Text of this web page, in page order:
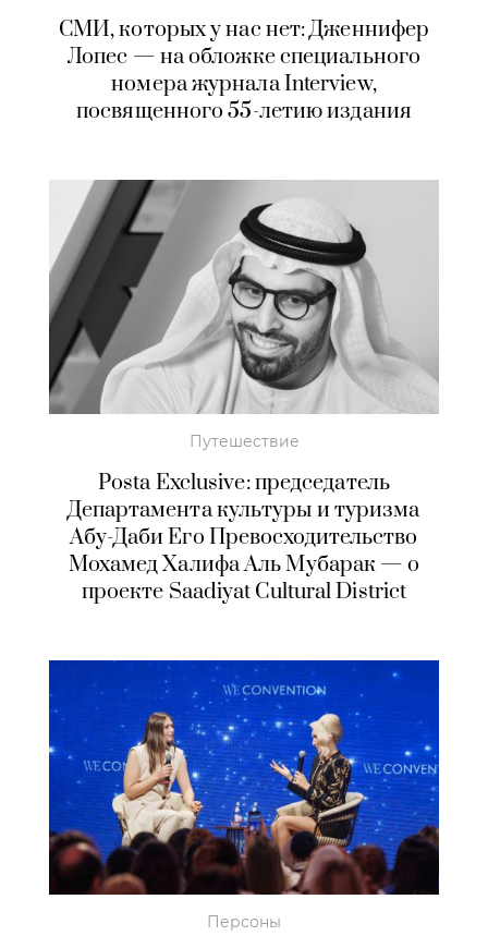
СМИ, которых у нас нет: Дженнифер
Лопес — на обложке специального
номера журнала Interview,
посвященного 55-летию издания
Путешествие
Posta Exclusive: председатель
Департамента культуры и туризма
Абу-Даби Его Превосходительство
Мохамед Халифа Аль Мубарак — о
проекте Saadiyat Cultural District
Персоны